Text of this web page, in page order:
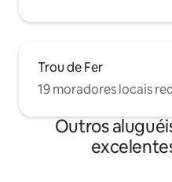
Trou de Fer
19 moradores locais
Outros